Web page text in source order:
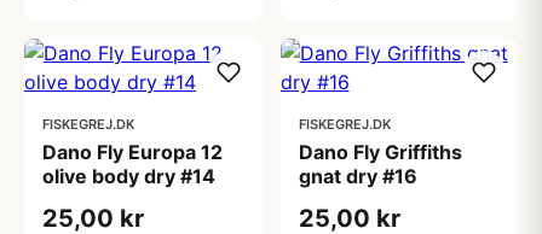
FISKEGREJ.DK
Dano Fly Europa 12
olive body dry #14
25,00 kr
FISKEGREJ.DK
Dano Fly Griffiths
gnat dry #16
25,00 kr